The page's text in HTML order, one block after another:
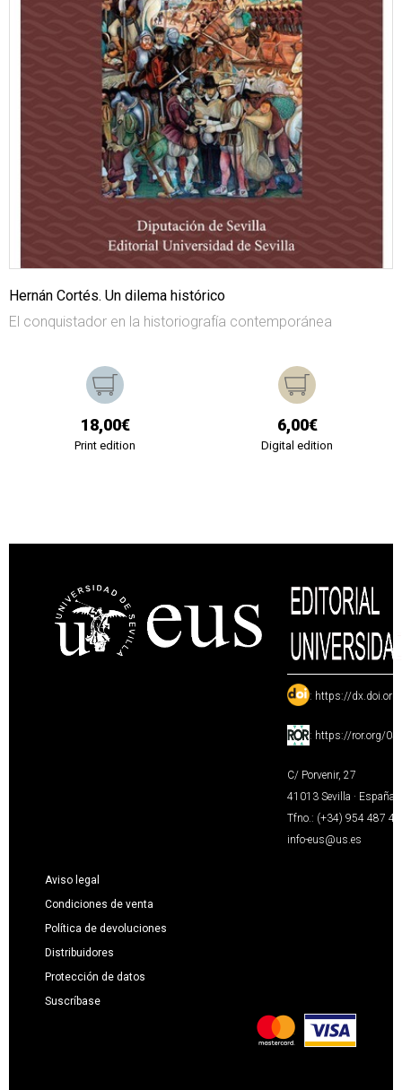
Hernán Cortés. Un dilema histórico
El conquistador en la historiografía contemporánea
18,00€
Print edition
6,00€
Digital edition
: https://
: https://ror.org/
C/ Porvenir, 27
41013 Sevilla · España
Tfno.: (+34) 954 487
info-eus@us.es
Aviso legal
Condiciones de venta
Política de devoluciones
Distribuidores
Protección de datos
Suscríbase